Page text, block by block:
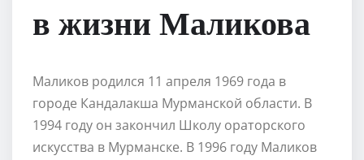
в жизни Маликова
Маликов родился 11 апреля 1969 года в
городе Кандалакша Мурманской области. В
1994 году он закончил Школу ораторского
искусства в Мурманске. В 1996 году Маликов